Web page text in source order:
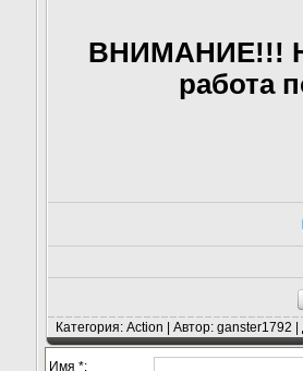
ВНИМАНИЕ!!!
работа
Категория: Action | Автор: ganster1792
Имя *: